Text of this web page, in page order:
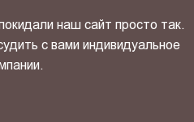
наш сайт просто так.
с вами индивидуальное